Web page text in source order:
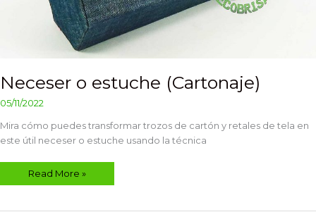
Neceser o estuche (Cartonaje)
05/11/2022
Mira cómo puedes transformar trozos de cartón y retales de tela en
este útil neceser o estuche usando la técnica
Read More »